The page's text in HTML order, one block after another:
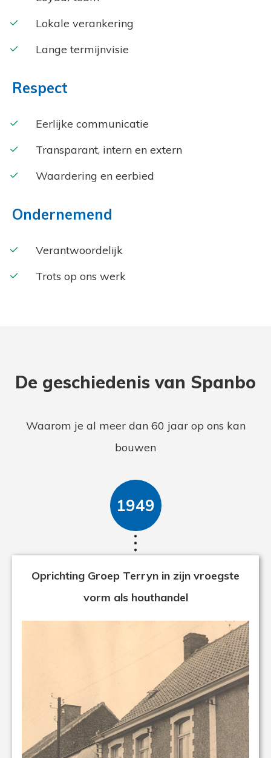
Lokale verankering
Lange termijnvisie
Respect
Eerlijke communicatie
Transparant, intern en extern
Waardering en eerbied
Ondernemend
Verantwoordelijk
Trots op ons werk
De geschiedenis van Spanbo
Waarom je al meer dan 60 jaar op ons kan
bouwen
1949
Oprichting Groep Terryn in zijn vroegste
vorm als houthandel